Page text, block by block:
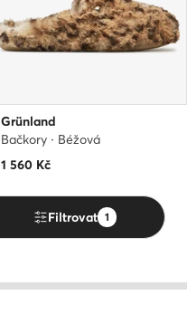
Grünland
Bačkory · Béžová
1 560 Kč
Filtrovat 1